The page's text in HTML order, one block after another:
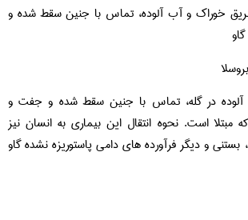
طریق خوراک و آب آلوده، تماس با جنین سقط شده و
آلوده در گله، تماس با جنین سقط شده و جفت و
است. نحوه انتقال این بیماری به انسان نیز
بستنی و دیگر فرآورده های دامی پاستوریزه نشده گاو